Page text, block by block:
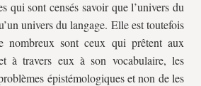
qui sont censés savoir que l’univers du
univers du langage. Elle est toutefois
nombreux sont ceux qui prêtent aux
à travers eux à son vocabulaire, les
épistémologiques et non de les